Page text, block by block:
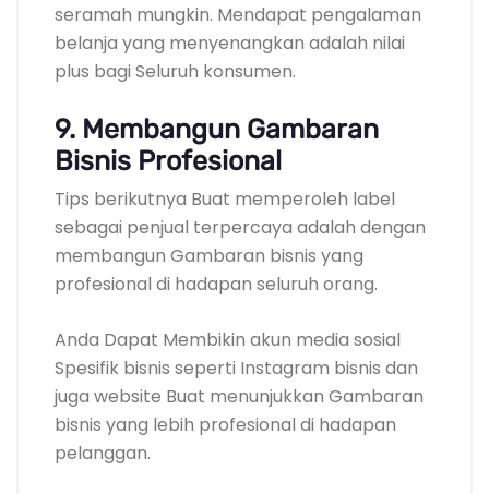
seramah mungkin. Mendapat pengalaman
belanja yang menyenangkan adalah nilai
plus bagi Seluruh konsumen.
9. Membangun Gambaran
Bisnis Profesional
Tips berikutnya Buat memperoleh label
sebagai penjual terpercaya adalah dengan
membangun Gambaran bisnis yang
profesional di hadapan seluruh orang.
Anda Dapat Membikin akun media sosial
Spesifik bisnis seperti Instagram bisnis dan
juga website Buat menunjukkan Gambaran
bisnis yang lebih profesional di hadapan
pelanggan.